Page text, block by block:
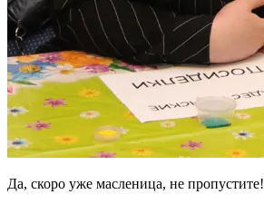
Да, скоро уже масленица, не пропустите!